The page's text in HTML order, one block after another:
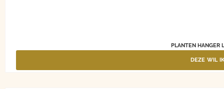
PLANTEN HANGER
DEZE WIL